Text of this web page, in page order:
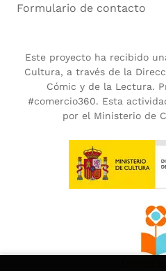
Formulario de contacto
Este proyecto ha recibido
Cultura, a través de la
Cómic y de la Lectura.
#comercio360. Esta
por el Ministerio de